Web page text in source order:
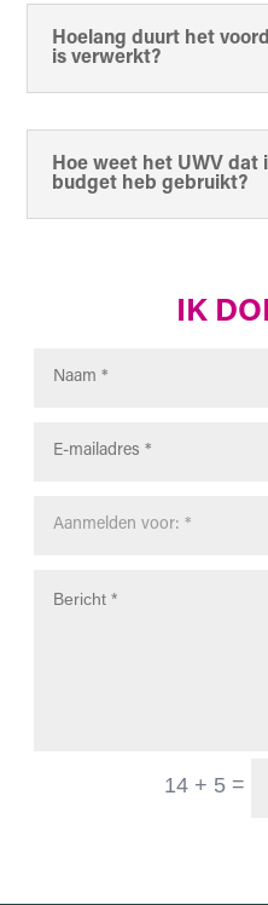
Hoelang duurt het
is verwerkt?
Hoe weet het UWV dat
budget heb gebruikt?
IK
14 + 5=